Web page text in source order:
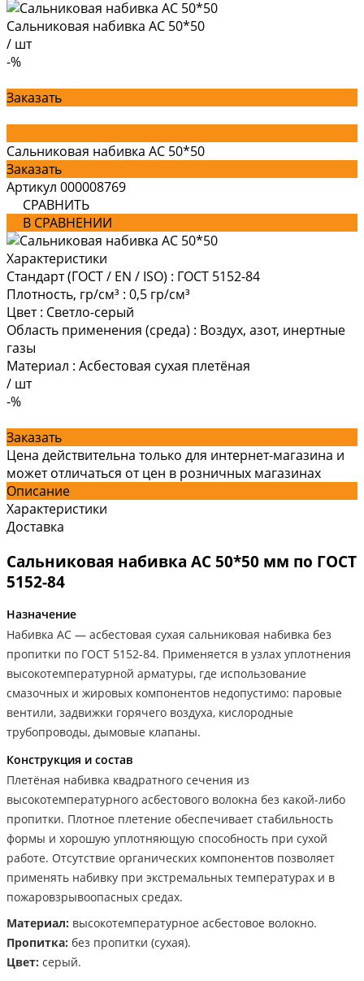
Сальниковая набивка АС 50*50
/ шт
-%
Заказать
Сальниковая набивка АС 50*50
Заказать
Артикул 000008769
СРАВНИТЬ
В СРАВНЕНИИ
Характеристики
Стандарт (ГОСТ / EN / ISO) : ГОСТ 5152-84
Плотность, гр/см³ : 0,5 гр/см³
Цвет : Светло-серый
Область применения (среда) : Воздух, азот, инертные
газы
Материал : Асбестовая сухая плетёная
/ шт
-%
Заказать
Цена действительна только для интернет-магазина и
может отличаться от цен в розничных магазинах
Описание
Характеристики
Доставка
Сальниковая набивка АС 50*50 мм по ГОСТ
5152-84
Назначение
Набивка АС — асбестовая сухая сальниковая набивка без
пропитки по ГОСТ 5152-84. Применяется в узлах уплотнения
высокотемпературной арматуры, где использование
смазочных и жировых компонентов недопустимо: паровые
вентили, задвижки горячего воздуха, кислородные
трубопроводы, дымовые клапаны.
Конструкция и состав
Плетёная набивка квадратного сечения из
высокотемпературного асбестового волокна без какой-либо
пропитки. Плотное плетение обеспечивает стабильность
формы и хорошую уплотняющую способность при сухой
работе. Отсутствие органических компонентов позволяет
применять набивку при экстремальных температурах и в
пожаровзрывоопасных средах.
Материал: высокотемпературное асбестовое волокно.
Пропитка: без пропитки (сухая).
Цвет: серый.